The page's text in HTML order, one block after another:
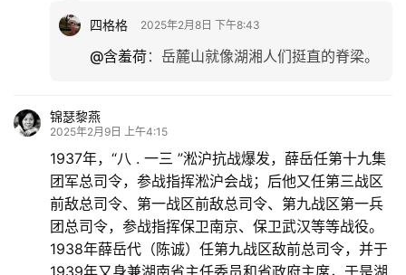
四格格 2025年2月8日 下午8:43
@含羞荷： 岳麓山就像湖湘人们挺直的脊梁。
锦瑟黎燕
2025年2月9日 上午4:15
1937年，“八 . 一三 ”淞沪抗战爆发，薛岳任第十九集
团军总司令，参战指挥淞沪会战；后他又任第三战区
前敌总司令、第一战区前敌总司令、第九战区第一兵
团总司令，参战指挥保卫南京、保卫武汉等等战役。
1938年薛岳代（陈诚）任第九战区敌前总司令，并于